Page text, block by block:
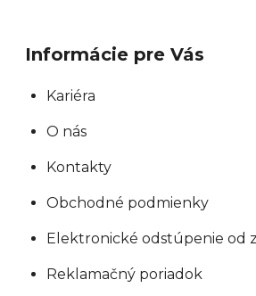
Informácie pre Vás
Kariéra
O nás
Kontakty
Obchodné podmienky
Elektronické odstúpenie od
Reklamačný poriadok